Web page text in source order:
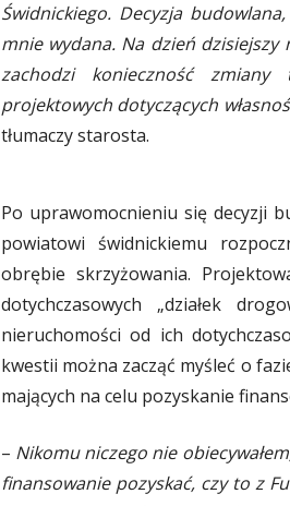
Świdnickiego. Decyzja
mnie wydana. Na dzień
zachodzi konieczność
projektowych dotyczących
tłumaczy starosta.
Po uprawomocnieniu się decyzji
powiatowi świdnickiemu
obrębie skrzyżowania.
dotychczasowych „działek
nieruchomości od ich
kwestii można zacząć myśleć o
mających na celu pozyskanie
– Nikomu niczego nie
finansowanie pozyskać, czy to z